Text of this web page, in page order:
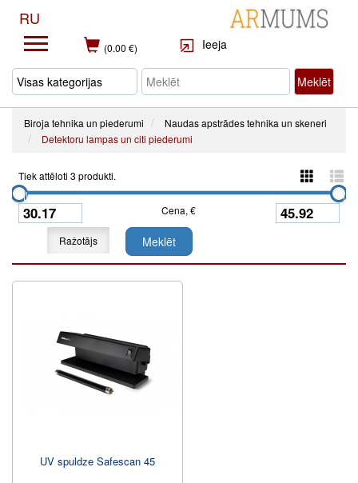
RU
(0.00 €) Ieeja
Meklēt
Biroja tehnika un piederumi
Naudas apstrādes tehnika un skeneri
Detektoru lampas un citi piederumi
Tiek attēloti 3 produkti.
Cena, €
Ražotājs Meklēt
UV spuldze Safescan 45